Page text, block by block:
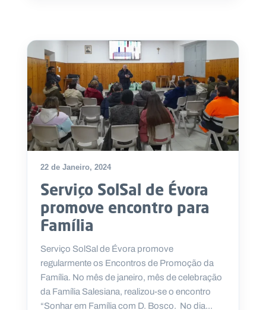
22 de Janeiro, 2024
Serviço SolSal de Évora
promove encontro para
Família
Serviço SolSal de Évora promove
regularmente os Encontros de Promoção da
Família. No mês de janeiro, mês de celebração
da Família Salesiana, realizou-se o encontro
“Sonhar em Família com D. Bosco. No dia...